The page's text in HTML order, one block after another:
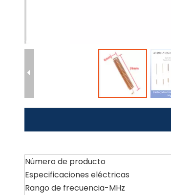
Número de producto
Especificaciones eléctricas
Rango de frecuencia-MHz